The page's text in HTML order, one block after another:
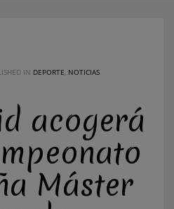
IN DEPORTE NOTICIAS
acogerá
Máster